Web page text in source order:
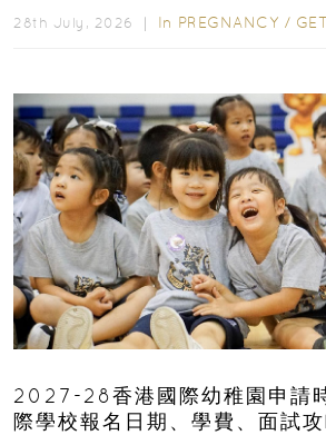
28th July, 2026 ｜ In PREGNANCY /
2027-28香港國際幼稚園申請
際學校報名日期、學費、面試